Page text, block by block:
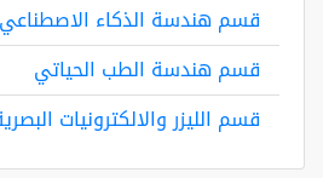
قسم هندسة الذكاء الاصطناعي
قسم هندسة الطب الحياتي
قسم الليزر والالكترونيات